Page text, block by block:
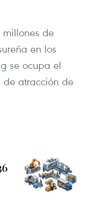
de
en los
se ocupa el
de atracción de